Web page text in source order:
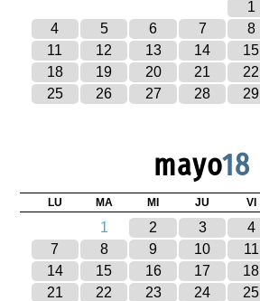
1
4
5 6 7 8
11
12 13 14 15
18
19 20 21 22
25
26 27 28 29
mayo18
LU MA MI JU VI
1 2 3 4
7
8 9 10 11
14
15 16 17 18
21
22 23 24 25